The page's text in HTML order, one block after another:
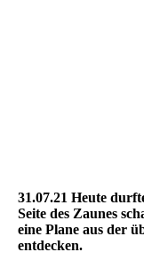
31.07.21 Heute
Seite des Zaunes
eine Plane aus der
entdecken.